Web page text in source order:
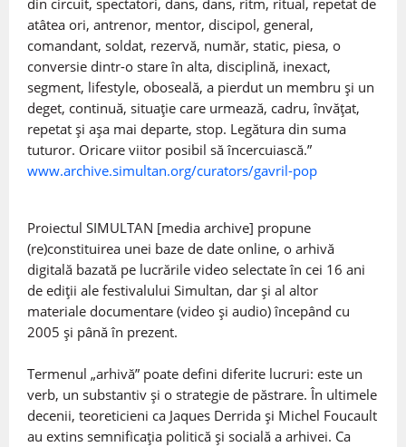
din circuit, spectatori, dans, dans, ritm, ritual, repetat de
atâtea ori, antrenor, mentor, discipol, general,
comandant, soldat, rezervă, număr, static, piesa, o
conversie dintr-o stare în alta, disciplină, inexact,
segment, lifestyle, oboseală, a pierdut un membru și un
deget, continuă, situație care urmează, cadru, învățat,
repetat și așa mai departe, stop. Legătura din suma
tuturor. Oricare viitor posibil să încercuiască.”
www.archive.simultan.org/curators/gavril-pop
Proiectul SIMULTAN [media archive] propune
(re)constituirea unei baze de date online, o arhivă
digitală bazată pe lucrările video selectate în cei 16 ani
de ediții ale festivalului Simultan, dar și al altor
materiale documentare (video și audio) începând cu
2005 și până în prezent.
Termenul „arhivă” poate defini diferite lucruri: este un
verb, un substantiv și o strategie de păstrare. În ultimele
decenii, teoreticieni ca Jaques Derrida și Michel Foucault
au extins semnificația politică și socială a arhivei. Ca